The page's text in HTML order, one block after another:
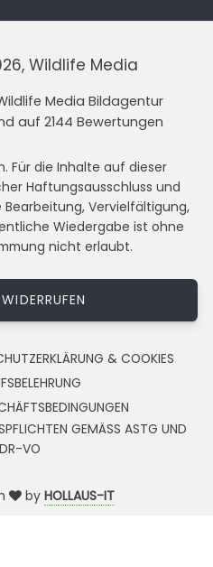
Wildlife Media
Media Bildagentur
auf 2144 Bewertungen
Für die Inhalte auf dieser
Haftungsausschluss und
Vervielfältigung,
Wiedergabe ist ohne
nicht erlaubt.
& COOKIES
GEMÄSS ASTG UND
VO
by HOLLAUS-IT